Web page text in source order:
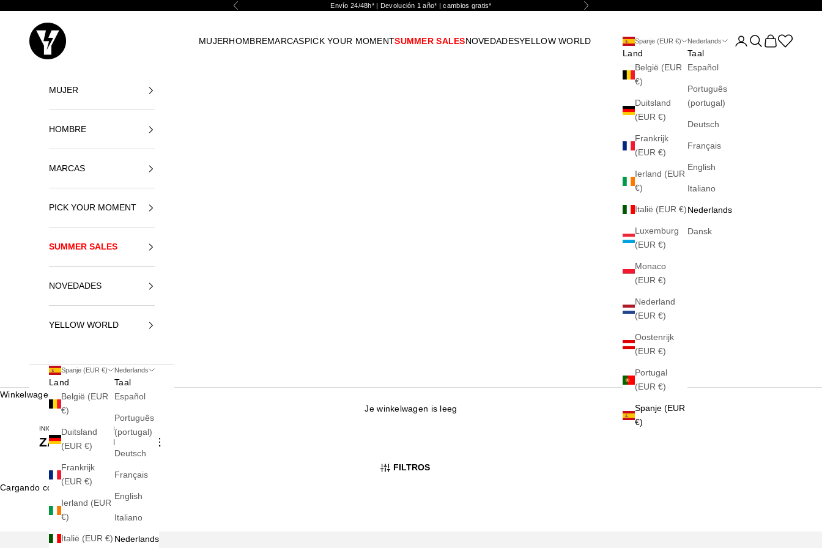
Vorige Envío 24/48h* | Devolución 1 año* | cambios gratis* Volgende
Yellowshop
MUJERHOMBREMARCASPICK YOUR MOMENTSUMMER SALESNOVEDADESYELLOW WORLD Spanje (EUR €)
Land
België (EUR
€)
Duitsland
(EUR €)
Frankrijk
(EUR €)
Ierland (EUR
€)
Italië (EUR €)
Luxemburg
(EUR €)
Monaco
(EUR €)
Nederland
(EUR €)
Oostenrijk
(EUR €)
Portugal
(EUR €)
Spanje (EUR
€)
Nederlands
Taal
Español
Português
(portugal)
Deutsch
Français
English
Italiano
Nederlands
Dansk
Accountpagina
Zoeken openen
Winkelwagen
Abrir la
MUJER
HOMBRE
MARCAS
PICK YOUR MOMENT
SUMMER SALES
NOVEDADES
YELLOW WORLD
Spanje (EUR €)
Land
België (EUR
€)
Duitsland
(EUR €)
Frankrijk
(EUR €)
Ierland (EUR
€)
Italië (EUR €)
Nederlands
Taal
Español
Português
(portugal)
Deutsch
Français
English
Italiano
Nederlands
Winkelwagen
Je winkelwagen is leeg
INICIO ZAPATOS HOMBRE
ZAPATOS HOMBRE
FILTROS
Cargando contenido...